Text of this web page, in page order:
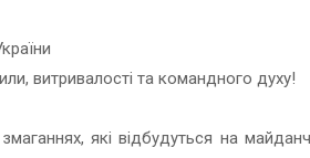
витривалості та командного духу!
які відбудуться на